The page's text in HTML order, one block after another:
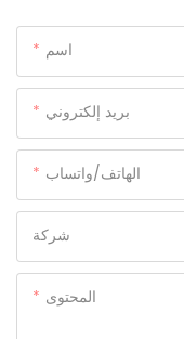
اسم
بريد إلكتروني
الهاتف/واتساب
شركة
المحتوى